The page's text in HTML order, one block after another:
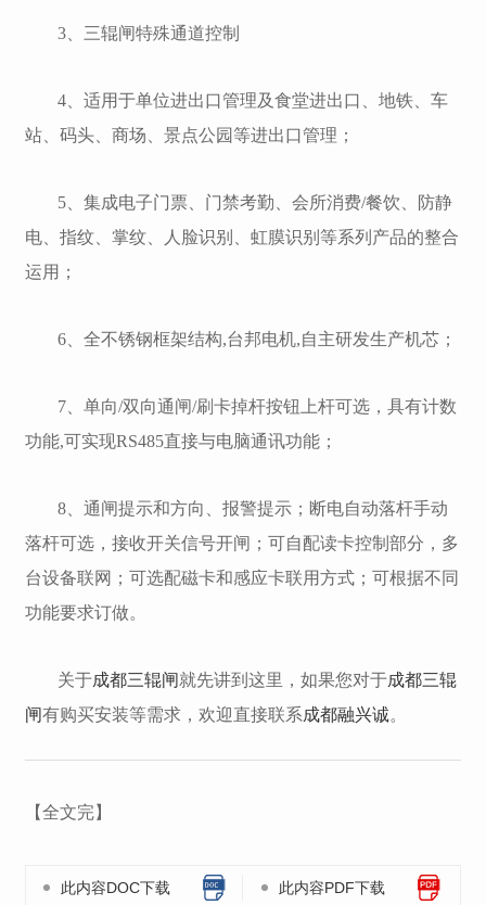
3、三辊闸特殊通道控制
4、适用于单位进出口管理及食堂进出口、地铁、车
站、码头、商场、景点公园等进出口管理；
5、集成电子门票、门禁考勤、会所消费/餐饮、防静
电、指纹、掌纹、人脸识别、虹膜识别等系列产品的整合
运用；
6、全不锈钢框架结构,台邦电机,自主研发生产机芯；
7、单向/双向通闸/刷卡掉杆按钮上杆可选，具有计数
功能,可实现RS485直接与电脑通讯功能；
8、通闸提示和方向、报警提示；断电自动落杆手动
落杆可选，接收开关信号开闸；可自配读卡控制部分，多
台设备联网；可选配磁卡和感应卡联用方式；可根据不同
功能要求订做。
关于成都三辊闸就先讲到这里，如果您对于成都三辊
闸有购买安装等需求，欢迎直接联系成都融兴诚。
【全文完】
此内容DOC下载 此内容PDF下载